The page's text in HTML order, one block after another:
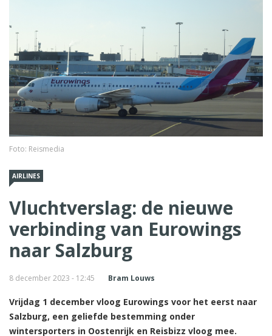
Foto: Reismedia
AIRLINES
Vluchtverslag: de nieuwe
verbinding van Eurowings
naar Salzburg
8 december 2023 - 12:45 Bram Louws
Vrijdag 1 december vloog Eurowings voor het eerst naar
Salzburg, een geliefde bestemming onder
wintersporters in Oostenrijk en Reisbizz vloog mee.